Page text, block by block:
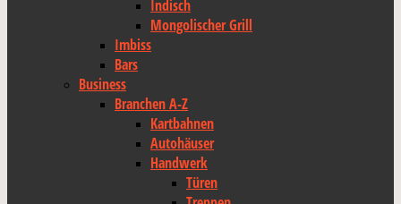
Indisch
Mongolischer Grill
Imbiss
Bars
Business
Branchen A-Z
Kartbahnen
Autohäuser
Handwerk
Türen